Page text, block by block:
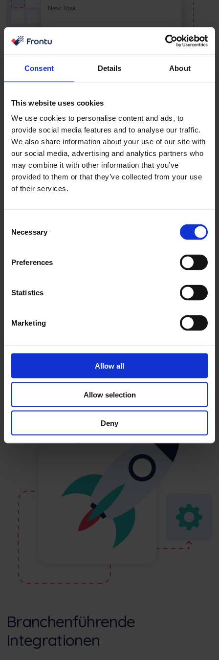
Consent Details About
This website uses cookies
We use cookies to personalise content and ads, to
provide social media features and to analyse our traffic.
We also share information about your use of our site with
our social media, advertising and analytics partners who
may combine it with other information that you’ve
provided to them or that they’ve collected from your use
of their services.
Selection
Necessary
Preferences
Statistics
Marketing
Allow all
Allow selection
Deny
Aufgabenerstellung mit Liebe
zum Detail
grundlegende Informationen einfügen können, die
nicht den Komplexitätsgrad einer Aufgabe
Mit den benutzerdefinierten Feldern von Frontu
Realität entspricht.
Branchenführende
Integrationen